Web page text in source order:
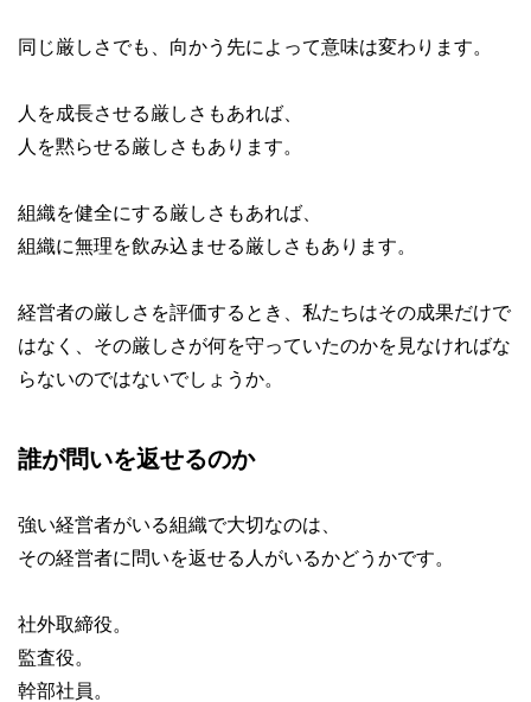
同じ厳しさでも、向かう先によって意味は変わります。
人を成長させる厳しさもあれば、
人を黙らせる厳しさもあります。
組織を健全にする厳しさもあれば、
組織に無理を飲み込ませる厳しさもあります。
経営者の厳しさを評価するとき、私たちはその成果だけで
はなく、その厳しさが何を守っていたのかを見なければな
らないのではないでしょうか。
誰が問いを返せるのか
強い経営者がいる組織で大切なのは、
その経営者に問いを返せる人がいるかどうかです。
社外取締役。
監査役。
幹部社員。